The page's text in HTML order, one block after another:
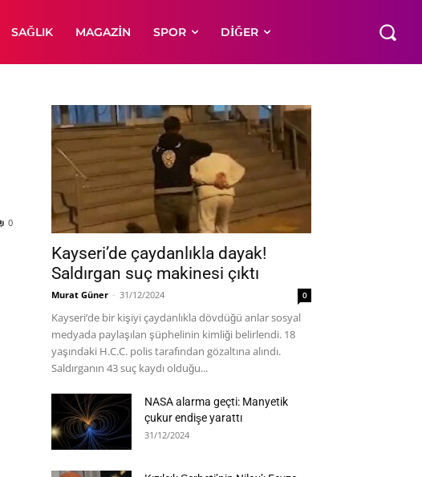
SAĞLIK MAGAZIN SPOR DIĞER
0
Kayseri’de çaydanlıkla dayak!
Saldırgan suç makinesi çıktı
Murat Güner - 31/12/2024 0
Kayseri’de bir kişiyi çaydanlıkla dövdüğü anlar sosyal
medyada paylaşılan şüphelinin kimliği belirlendi. 18
yaşındaki H.C.C. polis tarafından gözaltına alındı.
Saldırganın 43 suç kaydı olduğu...
NASA alarma geçti: Manyetik
çukur endişe yarattı
31/12/2024